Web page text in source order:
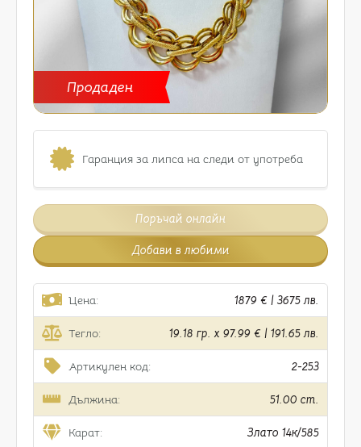
Продаден
Гаранция за липса на следи от употреба
Поръчай онлайн
Добави в любими
Цена: 1879 € | 3675 лв.
Тегло: 19.18 гр. x 97.99 € | 191.65 лв.
Артикулен код: 2-253
Дължина: 51.00 cm.
Карат: Злато 14к/585